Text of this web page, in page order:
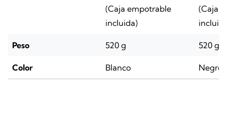
(Caja empotrable
incluida)
(Caja
Peso 520 g 520 g
Color Blanco Negro